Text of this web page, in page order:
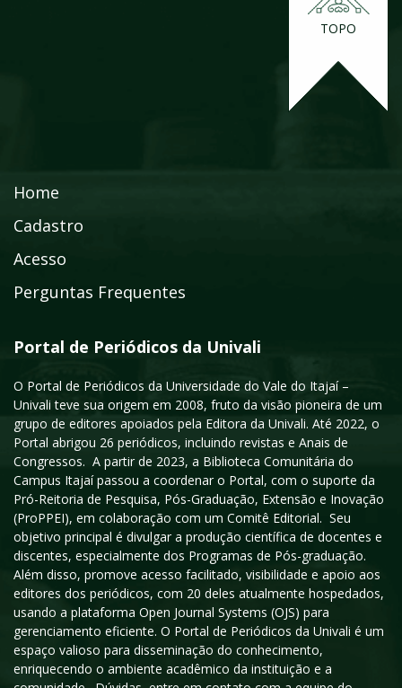
TOPO
Home
Cadastro
Acesso
Perguntas Frequentes
Portal de Periódicos da Univali
O Portal de Periódicos da Universidade do Vale do Itajaí –
Univali teve sua origem em 2008, fruto da visão pioneira de um
grupo de editores apoiados pela Editora da Univali. Até 2022, o
Portal abrigou 26 periódicos, incluindo revistas e Anais de
Congressos. A partir de 2023, a Biblioteca Comunitária do
Campus Itajaí passou a coordenar o Portal, com o suporte da
Pró-Reitoria de Pesquisa, Pós-Graduação, Extensão e Inovação
(ProPPEI), em colaboração com um Comitê Editorial. Seu
objetivo principal é divulgar a produção científica de docentes e
discentes, especialmente dos Programas de Pós-graduação.
Além disso, promove acesso facilitado, visibilidade e apoio aos
editores dos periódicos, com 20 deles atualmente hospedados,
usando a plataforma Open Journal Systems (OJS) para
gerenciamento eficiente. O Portal de Periódicos da Univali é um
espaço valioso para disseminação do conhecimento,
enriquecendo o ambiente acadêmico da instituição e a